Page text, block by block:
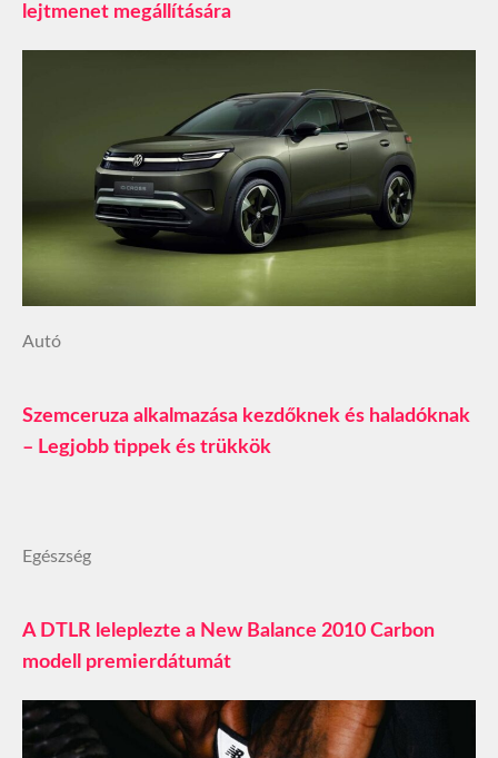
lejtmenet megállítására
Autó
Szemceruza alkalmazása kezdőknek és haladóknak
– Legjobb tippek és trükkök
Egészség
A DTLR leleplezte a New Balance 2010 Carbon
modell premierdátumát